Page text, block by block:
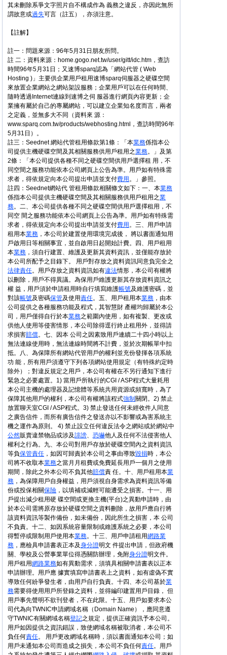
其未刪除系爭文字照片自不構成作為 義務之違反，亦因此無所
謂故意或過失可言（註五），亦須注意。
【註解】
註一：問題來源：96年5月31日朋友所問。
註 二：資料來源：home.gogo.net.tw/user/gitt/idc.htm，查訪
時間96年5月31日；又速博sparq認為「網站代管 ( Web
Hosting )」主要供企業用戶租用速博sparq伺服器之硬碟空間
來放置企業網站之網站架設服務；企業用戶可以在任何時間、
隨時透過Internet連線到速博之伺 服器進行網頁內容更新；企
業擁有屬於自己的專屬網站，可以建立企業知名度而言，兩者
之定義，並無多大不同（資料來 源：
www.sparq.com.tw/products/webhosting.html，查訪時間96年
5月31日）。
註三：Seednet 網站代管租用條款第1條：「本業務係指本公
司提供主機硬碟空間及其相關服務供用戶租用之業務。」及第
2條：「本公司提供各種不同之硬碟空間供用戶選擇租 用，不
同空間之服務功能依本公司網頁上公告為準。用戶如有特殊需
求者，得依規定向本公司提出申請並支付費用 。」參照。
註四：Seednet網站代 管租用條款相關條文如下：一、本業務
係指本公司提供主機硬碟空間及其相關服務供用戶租用之業
務。二、本公司提供各種不同之硬碟空間供用戶選擇租用，不
同空 間之服務功能依本公司網頁上公告為準。用戶如有特殊需
求者，得依規定向本公司提出申請並支付費用 。三、用戶申請
租用本業務 ，本公司於建置使用環境完成後， 將以書面通知用
戶啟用日等相關事宜，並自啟用日起開始計費。四、用戶租用
本業務 ，須自行建置、維護及更新其資料資訊，並僅能存放於
本公司所配予之目錄下。 用戶對存放之資料資訊同意負完全之
法律責任。用戶存放之資料資訊如有違法情形，本公司有權將
以刪除，用戶不得異議。為保用戶維護更新其存放資料資訊之
權 益，用戶須於申請租用時自行填寫維護帳號及維護密碼，並
對該帳號及密碼保管及使用責任。五、用戶租用本業務 ，由本
公司提供之各種服務功能及程式，其智慧財 產權均歸屬於本公
司，用戶僅得自行於本業務之範圍內使用，如有複製、更改或
供他人使用等侵害情形，本公司除得逕行終止租用外，並得請
求損害賠償。七、因本 公司之因素致用戶連續二十四小時以上
無法連線使用時，無法連線時間將不計費，並於次期帳單中扣
抵。八、為保障所有網站代管用戶的權利並充份發揮各項系統
功 能，所有用戶須遵守下列各項網站使用規定（有特殊約定時
除外）；對違反規定之用戶，本公司有權在不另行通知下進行
緊急之必要處置。1) 當用戶所執行的CGI / ASP程式大量耗用
本公司主機的處理器及記憶體等系統共用資源或頻寬時，為了
保障其他用戶的權利，本公司有權將該程式強制 關閉。2) 禁止
放置聊天室CGI / ASP程式。3) 禁止發送任何未經收件人同意
之廣告信件，而所有廣告信件之發送亦以不影響或為害系統主
機之運作為原則。 4) 禁止設立任何違反法令之網站或於網站中
公然販賣違禁物品或涉及誹謗、 恐嚇他人及任何不法侵害他人
權利之行為。九、本公司對用戶存放於硬碟空間內之資料資訊
等負保管責任 ，如因可歸責於本公司之事由導致毀損時，本公
司將不收取本業務之當月月租費或免費延長用戶一個月之使用
期間，除此之外本公司不負其他賠償責 任。十、用戶租用本業
務 ，為保障用戶自身權益，用戶須視自身需求為資料資訊等備
份或投保相關保險 ，以填補或減輕可能遭受之損害。十一、用
戶提出減少租用硬 碟空間或更換主機(平台)之異動申請時，由
於本公司需將原存放於硬碟空間之資料刪除，故用戶應自行將
該資料資訊等製作備份，如未備份，因此所生之損害，本 公司
不負責。十二、如因系統容量限制或維護系統之必要，本公司
得暫停或限制用戶使用本業務。十三、用戶申請租用網路業
務 ，應檢具申請書表正本及身分證明文 件提出申請，但政府機
關、學校及公營事業單位得憑關防辦理，免附身分證明文件。
用戶租用網路業務如有異動需求，須填具相關申請書表以正本
申請辦理。用戶應 據實填寫申請書表上之資料，如有虛偽不實
導致任何紛爭發生者，由用戶自行負責。十四、本公司基於業
務需要得使用用戶所登錄之資料，並得編印建置用戶目錄， 但
用戶事先聲明不欲刊登者，不在此限。十五、用戶如要求本公
司代為向TWNIC申請網域名稱（Domain Name），應同意遵
守TWNIC有關網域名稱登記之規定，提供正確資訊予本公司。
用戶如因提供之資訊錯誤，致使網域名稱被取消者，本公司不
負任何責任。 用戶更改網域名稱時，須以書面通知本公司；如
用戶未通知本公司而造成之損失，本公司不負任何責任。用戶